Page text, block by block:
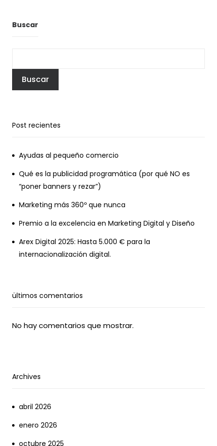
Buscar
Buscar
Post recientes
Ayudas al pequeño comercio
Qué es la publicidad programática (por qué NO es
“poner banners y rezar”)
Marketing más 360º que nunca
Premio a la excelencia en Marketing Digital y Diseño
Arex Digital 2025: Hasta 5.000 € para la
internacionalización digital.
ültimos comentarios
No hay comentarios que mostrar.
Archives
abril 2026
enero 2026
octubre 2025